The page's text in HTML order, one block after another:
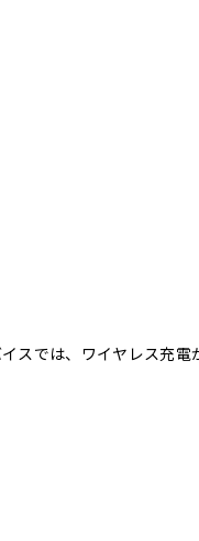
スでは、ワイヤレス充電